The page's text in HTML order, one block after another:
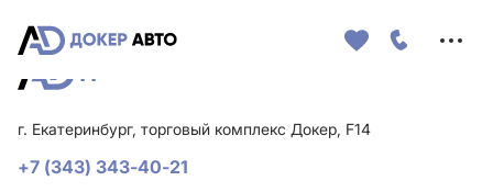
г. Екатеринбург, торговый комплекс Докер, F14
+7 (343) 343-40-21